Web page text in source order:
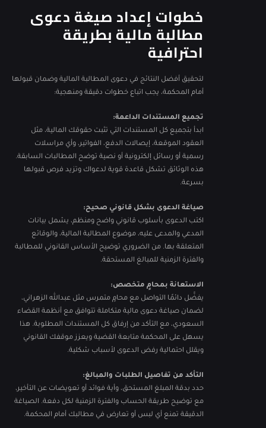
خطوات إعداد صيغة دعوى
مطالبة مالية بطريقة
احترافية
لتحقيق أفضل النتائج في دعوى المطالبة المالية وضمان قبولها
أمام المحكمة، يجب اتباع خطوات دقيقة ومنهجية:
تجميع المستندات الداعمة:
ابدأ بتجميع كل المستندات التي تثبت حقوقك المالية، مثل
العقود الموقعة، إيصالات الدفع، الفواتير، وأي مراسلات
رسمية أو رسائل إلكترونية أو نصية توضح المطالبات السابقة.
هذه الوثائق تشكل قاعدة قوية لدعواك وتزيد فرص قبولها
بسرعة.
صياغة الدعوى بشكل قانوني صحيح:
اكتب الدعوى بأسلوب قانوني واضح ومنظم، يشمل بيانات
المدعي والمدعى عليه، موضوع المطالبة المالية، والوقائع
المتعلقة بها. من الضروري توضيح الأساس القانوني للمطالبة
والفترة الزمنية للمبالغ المستحقة.
الاستعانة بمحامٍ متخصص:
يفضَّل دائمًا التواصل مع محامٍ متمرس مثل عبدالله الزهراني،
لضمان صياغة دعوى مالية متكاملة تتوافق مع أنظمة القضاء
السعودي، مع التأكد من إرفاق كل المستندات المطلوبة. هذا
يسهل على المحكمة متابعة القضية ويعزز موقفك القانوني
ويقلل احتمالية رفض الدعوى لأسباب شكلية.
التأكد من تفاصيل الطلبات والمبالغ:
حدد بدقة المبلغ المستحق، وأية فوائد أو تعويضات عن التأخير،
مع توضيح طريقة الحساب والفترة الزمنية لكل دفعة. الصياغة
الدقيقة تمنع أي لبس أو تعارض في مطالبك أمام المحكمة.